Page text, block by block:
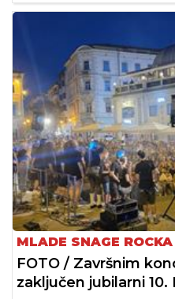
MLADE SNAGE ROCKA
FOTO / Završnim
zaključen jubilarni 10.